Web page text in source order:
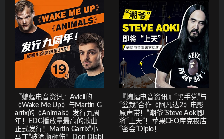
『蝙蝠电音资讯』Avicii的
《Wake Me Up》与Martin G
arrix的《Animals》发行九周
年！EDC播放量最高的歌曲
正式发行！Martin Garrix“小
马丁“被酒瓶砸伤！Don Diabl
『蝙蝠电音资讯』“黑手党”与
“盆栽”合作《阿凡达2》电影
原声带！“潮爷”Steve Aoki即
将“上天”！苹果CEO库克夜店
“密会”Diplo！